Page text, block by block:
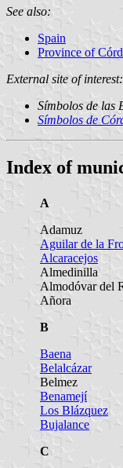
See also:
Spain
Province of
External site of interest:
Símbolos de las
Símbolos de
Index of
A
Adamuz
Aguilar de la
Alcaracejos
Almedinilla
Almodóvar del
Añora
B
Baena
Belalcázar
Belmez
Benamejí
Los Blázquez
Bujalance
C